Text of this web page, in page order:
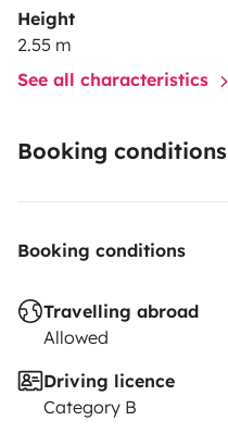
Height
2.55 m
See all characteristics
Booking conditions
Booking conditions
Travelling abroad
Allowed
Driving licence
Category B